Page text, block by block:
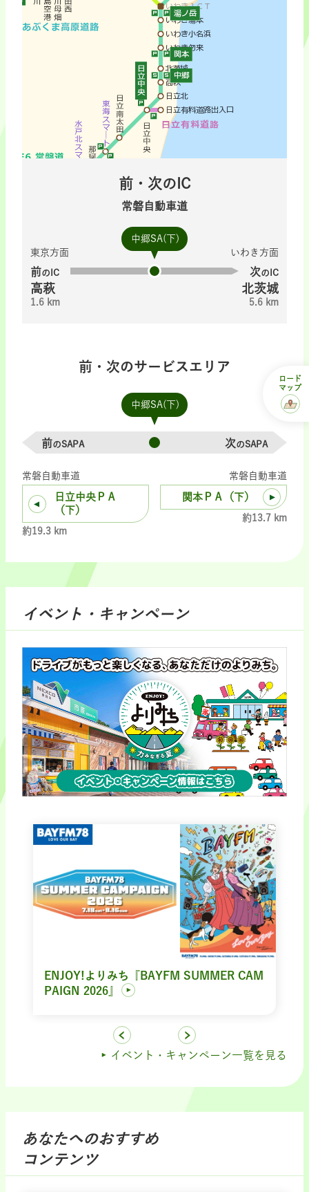
前・次のIC
常磐自動車道
中郷SA(下)
東京方面
前のIC
高萩
1.6 km
いわき方面
次のIC
北茨城
5.6 km
前・次のサービスエリア
中郷SA(下)
前のSAPA 次のSAPA
常磐自動車道
日立中央ＰＡ
（下）
約19.3 km
常磐自動車道
関本ＰＡ（下）
約13.7 km
イベント・キャンペーン
ENJOY!よりみち『BAYFM SUMMER CAM
PAIGN 2026』
イベント・キャンペーン一覧を見る
あなたへのおすすめ
コンテンツ
ロード
マップ